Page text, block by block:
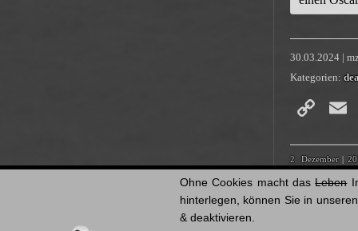
30.03.2024 |
Kategorien:
2. Dezember|
Francisco
|
Bingham|
Ohne Cookies macht dasLeben
hinterlegen, können Sie in
& deaktivieren.